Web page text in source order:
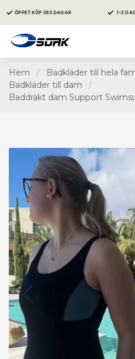
✓ ÖPPET KÖP 365 DAGAR ✓ 1–2
Hem / Badkläder till hela
Badkläder till dam
/
Baddräkt dam Support